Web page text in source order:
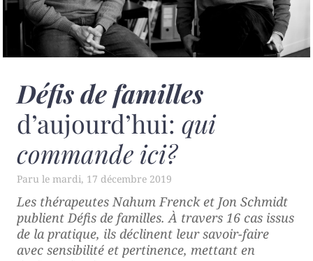
Défis de familles
d’aujourd’hui: qui
commande ici?
mardi, 17 décembre 2019
Les thérapeutes Nahum Frenck et Jon Schmidt
publientDéfis de familles. À travers 16 cas issus
de la pratique, ils déclinent leur savoir-faire
avec sensibilité et pertinence, mettant en